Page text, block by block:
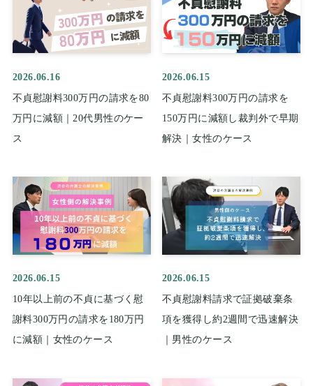
不貞慰謝料300万円の請求を80
万円に減額｜20代男性のケー
ス
2026.06.16
不貞慰謝料300万円の請求を
150万円に減額し裁判外で早期
解決｜女性のケース
2026.06.15
10年以上前の不貞に基づく慰
謝料300万円の請求を180万円
に減額｜女性のケース
2026.06.15
不貞慰謝料請求で証拠破棄条
項を獲得し約2週間で迅速解決
｜男性のケース
2026.06.15